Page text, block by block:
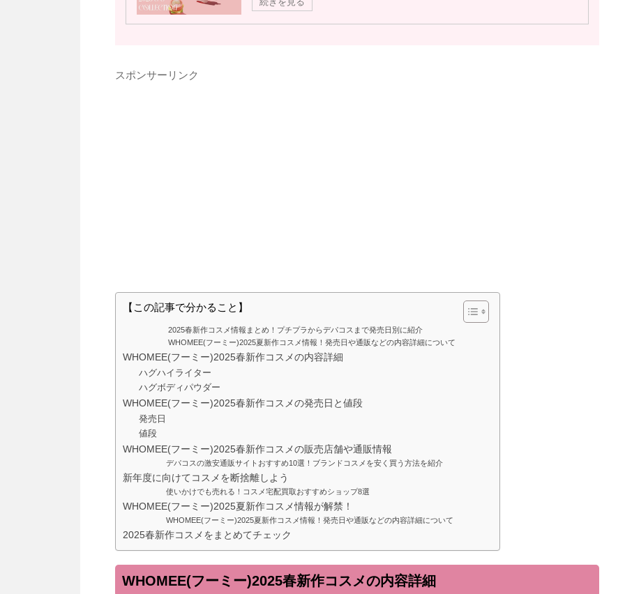
続きを見る
スポンサーリンク
【この記事で分かること】
2025春新作コスメ情報まとめ！プチプラからデパコスまで発売日別に紹介
WHOMEE(フーミー)2025夏新作コスメ情報！発売日や通販などの内容詳細について
WHOMEE(フーミー)2025春新作コスメの内容詳細
ハグハイライター
ハグボディパウダー
WHOMEE(フーミー)2025春新作コスメの発売日と値段
発売日
値段
WHOMEE(フーミー)2025春新作コスメの販売店舗や通販情報
デパコスの激安通販サイトおすすめ10選！ブランドコスメを安く買う方法を紹介
新年度に向けてコスメを断捨離しよう
使いかけでも売れる！コスメ宅配買取おすすめショップ8選
WHOMEE(フーミー)2025夏新作コスメ情報が解禁！
WHOMEE(フーミー)2025夏新作コスメ情報！発売日や通販などの内容詳細について
2025春新作コスメをまとめてチェック
WHOMEE(フーミー)2025春新作コスメの内容詳細